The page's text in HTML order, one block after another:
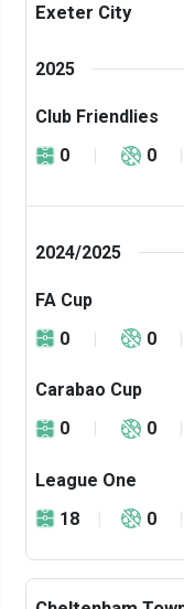
Exeter City
2025
Club Friendlies
0
0
2024/2025
FA Cup
0
0
Carabao Cup
0
0
League One
18
0